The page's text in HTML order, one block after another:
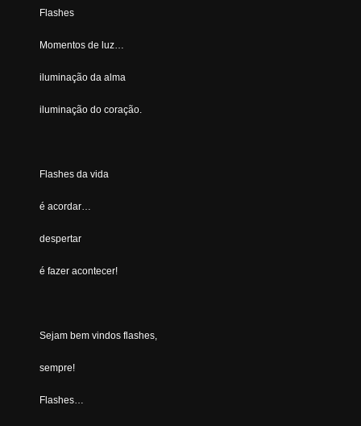
Flashes
Momentos de luz…
iluminação da alma
iluminação do coração.
Flashes da vida
é acordar…
despertar
é fazer acontecer!
Sejam bem vindos flashes,
sempre!
Flashes…